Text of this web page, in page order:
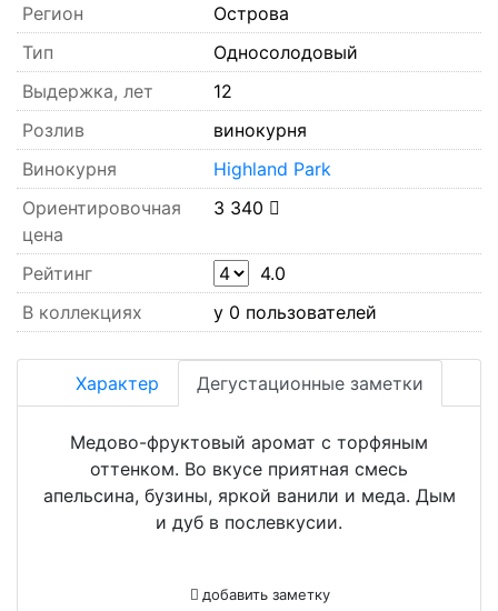
Регион
Острова
Тип
Односолодовый
Выдержка, лет
12
Розлив
винокурня
Винокурня
Highland Park
Ориентировочная
цена
3 340
Рейтинг
4.0
В коллекциях
у 0 пользователей
Характер Дегустационные заметки
Медово-фруктовый аромат с торфяным
оттенком. Во вкусе приятная смесь
апельсина, бузины, яркой ванили и меда. Дым
и дуб в послевкусии.
добавить заметку